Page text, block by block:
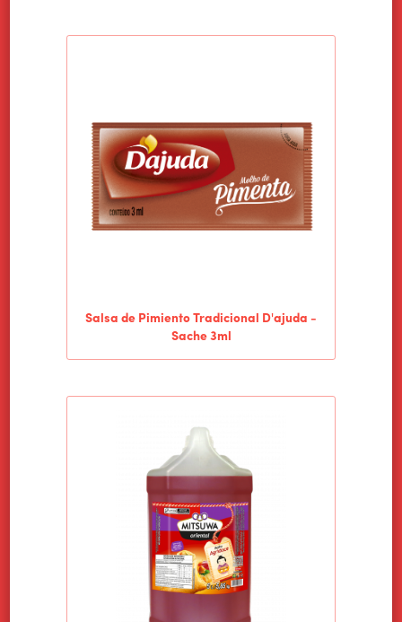
HOME
NOTICIAS
CONTACTO
Salsa de Pimiento Tradicional D'ajuda -
Sache 3ml